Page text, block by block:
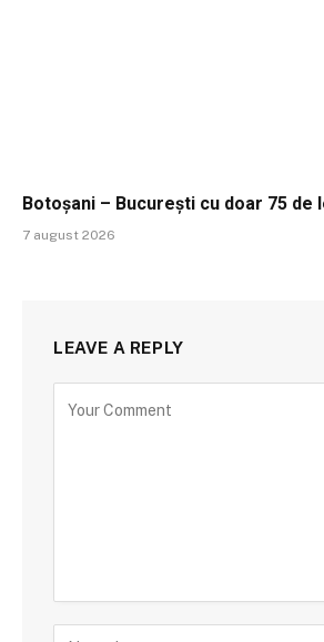
Botoșani – București cu doar 75 de
7 august 2026
LEAVE A REPLY